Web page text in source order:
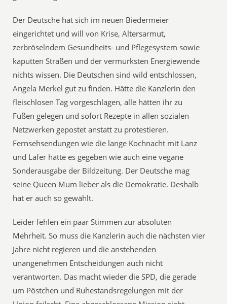
Der Deutsche hat sich im neuen Biedermeier
eingerichtet und will von Krise, Altersarmut,
zerbröselndem Gesundheits- und Pflegesystem sowie
kaputten Straßen und der vermurksten Energiewende
nichts wissen. Die Deutschen sind wild entschlossen,
Angela Merkel gut zu finden. Hätte die Kanzlerin den
fleischlosen Tag vorgeschlagen, alle hätten ihr zu
Füßen gelegen und sofort Rezepte in allen sozialen
Netzwerken gepostet anstatt zu protestieren.
Fernsehsendungen wie die lange Kochnacht mit Lanz
und Lafer hätte es gegeben wie auch eine vegane
Sonderausgabe der Bildzeitung. Der Deutsche mag
seine Queen Mum lieber als die Demokratie. Deshalb
hat er auch so gewählt.
Leider fehlen ein paar Stimmen zur absoluten
Mehrheit. So muss die Kanzlerin auch die nächsten vier
Jahre nicht regieren und die anstehenden
unangenehmen Entscheidungen auch nicht
verantworten. Das macht wieder die SPD, die gerade
um Pöstchen und Ruhestandsregelungen mit der